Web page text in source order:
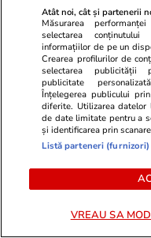
Vremea de vineri,
jumătate de țară,
ploi torențiale.
Știri România
Rezultatele loto
câștigătoare
Mesaje de Sfânta
Atât noi, cât și partenerii
Măsurarea
selectarea conținutului
informațiilor de pe un
Crearea profilurilor de
selectarea publicității
publicitate
Înțelegerea publicului
diferite. Utilizarea datelor
de date limitate pentru a
și identificarea prin
Listă parteneri (furnizori)
VREAU SA